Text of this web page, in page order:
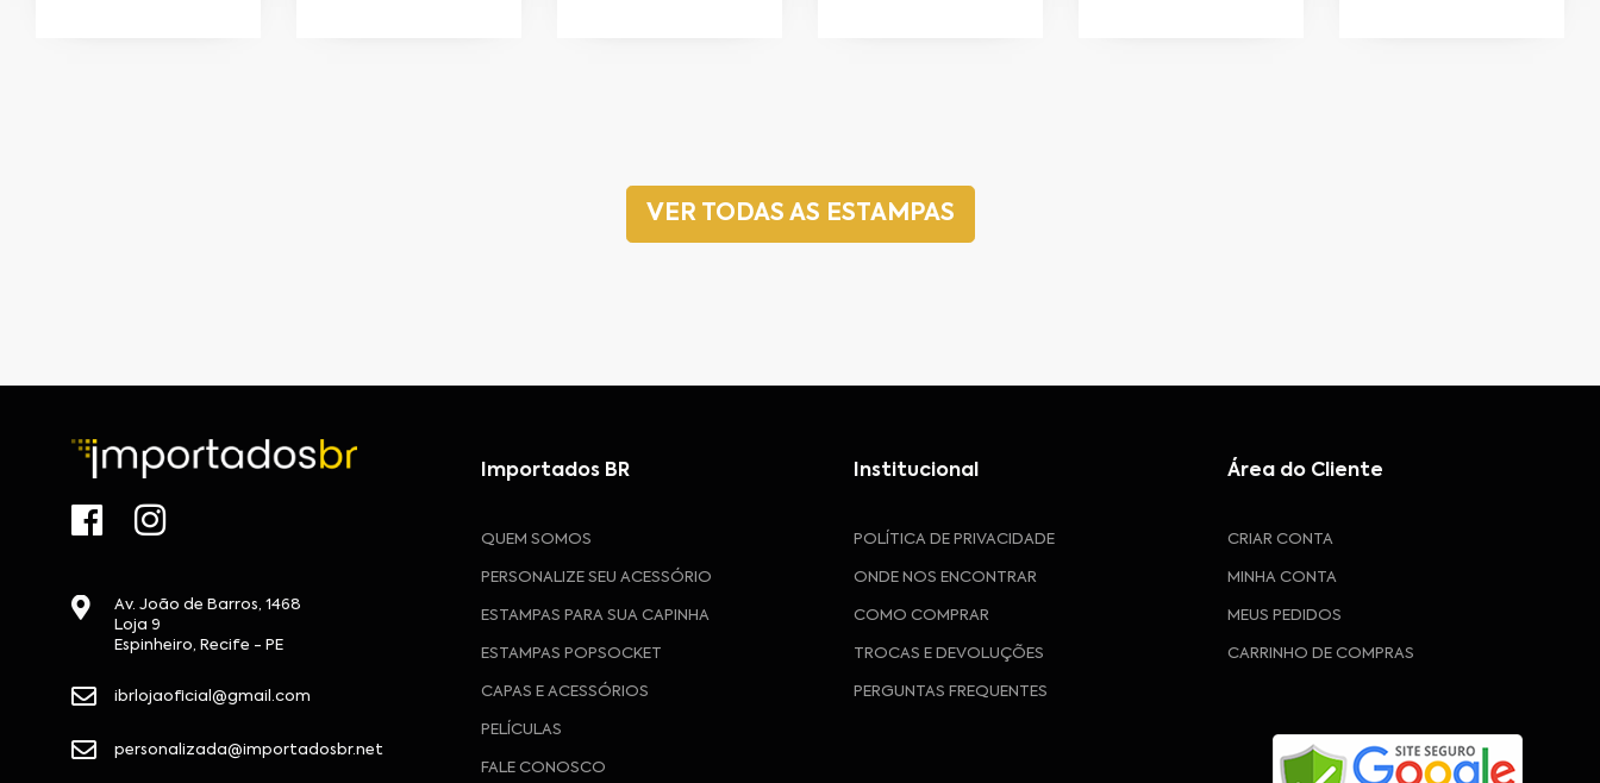
VER TODAS AS ESTAMPAS
Av. João de Barros, 1468
Loja 9
Espinheiro, Recife - PE
ibrlojaoficial@gmail.com
personalizada@importadosbr.net
Importados BR
QUEM SOMOS
PERSONALIZE SEU ACESSÓRIO
ESTAMPAS PARA SUA CAPINHA
ESTAMPAS POPSOCKET
CAPAS E ACESSÓRIOS
PELÍCULAS
FALE CONOSCO
Institucional
POLÍTICA DE PRIVACIDADE
ONDE NOS ENCONTRAR
COMO COMPRAR
TROCAS E DEVOLUÇÕES
PERGUNTAS FREQUENTES
Área do Cliente
CRIAR CONTA
MINHA CONTA
MEUS PEDIDOS
CARRINHO DE COMPRAS